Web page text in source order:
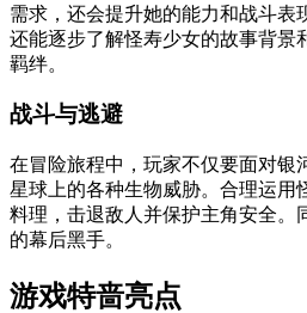
需求，还会提升她的能力和战斗表
还能逐步了解怪寿少女的故事背景
羁绊。
战斗与逃避
在冒险旅程中，玩家不仅要面对银
星球上的各种生物威胁。合理运用
料理，击退敌人并保护主角安全。
的幕后黑手。
游戏特啬亮点